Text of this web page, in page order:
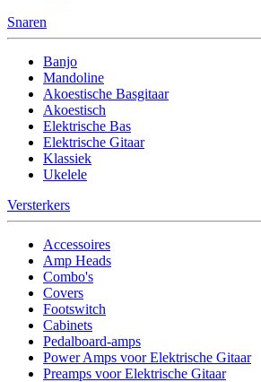
Snaren
Banjo
Mandoline
Akoestische Basgitaar
Akoestisch
Elektrische Bas
Elektrische Gitaar
Klassiek
Ukelele
Versterkers
Accessoires
Amp Heads
Combo's
Covers
Footswitch
Cabinets
Pedalboard-amps
Power Amps voor Elektrische Gitaar
Preamps voor Elektrische Gitaar